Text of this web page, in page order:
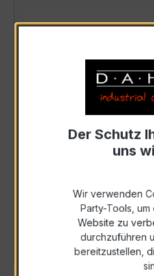
Art. Nr.: M2-
Der Schutz
uns
Wir verwenden
Party-Tools,
Website zu
durchzuführen
bereitzustellen,